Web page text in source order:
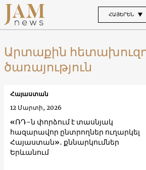
ՀԱՅԵՐԵՆ
Արտաքին
ծառայություն
«ՌԴ-ն փորձում է տասնյակ
հազարավոր ընտրողներ ուղարկել
Հայաստան»․ քննարկումներ
Երևանում
Հայաստան
12 Մարտի, 2026